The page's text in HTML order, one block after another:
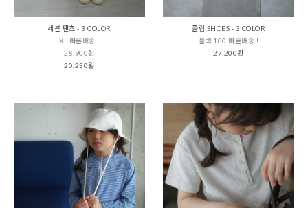
세븐 팬츠 - 3 COLOR
XL 빠른배송 !
28,900원
20,230원
플립 SHOES - 3 COLOR
블랙 180 빠른배송 !
27,200원